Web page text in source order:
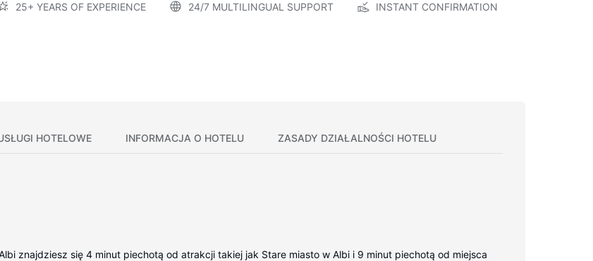
25+ YEARS OF EXPERIENCE 24/7 MULTILINGUAL SUPPORT INSTANT CONFIRMATION
HOTELOWE INFORMACJA O HOTELU ZASADY DZIAŁALNOŚCI HOTELU
znajdziesz się 4 minut piechotą od atrakcji takiej jak Stare miasto w Albi i 9 minut piechotą od miejsca